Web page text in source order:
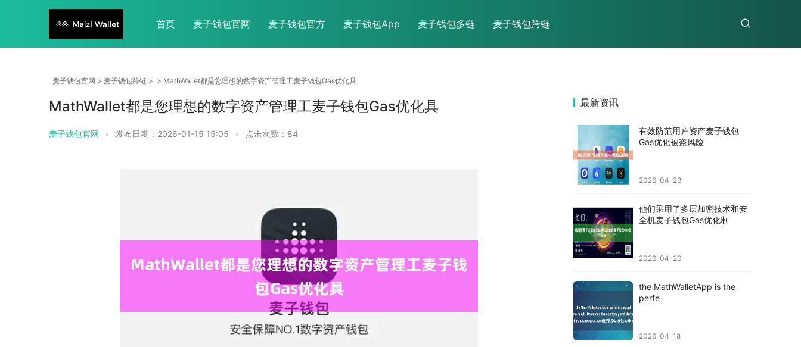
首页 麦子钱包官网 麦子钱包官方 麦子钱包App 麦子钱包多链 麦子钱包跨链
麦子钱包官网 > 麦子钱包跨链 > > MathWallet都是您理想的数字资产管理工麦子钱包Gas优化具
MathWallet都是您理想的数字资产管理工麦子钱包Gas优化具
麦子钱包官网 • 发布日期：2026-01-15 15:05 • 点击次数：84
最新资讯
有效防范用户资产麦子钱包
Gas优化被盗风险
2026-04-23
他们采用了多层加密技术和安
全机麦子钱包Gas优化制
2026-04-20
the MathWalletApp is the
perfe
2026-04-18